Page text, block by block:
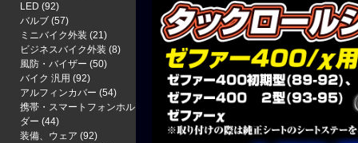
LED (92)
バルブ (57)
ミニバイク外装 (21)
ビジネスバイク外装 (8)
風防・バイザー (50)
バイク 汎用 (92)
アルフィンカバー (54)
携帯・スマートフォンホル
ダー (44)
装備、ウェア (92)